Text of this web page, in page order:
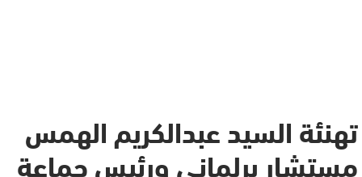
تهنئة السيد عبدالكريم الهمس
مستشار برلماني ورئيس جماعة